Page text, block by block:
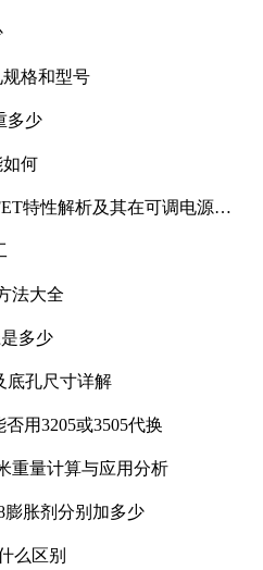
格和型号
多少
何
特性解析及其在可调电源设
法大全
多少
底孔尺寸详解
用3205或3505代换
重量计算与应用分析
膨胀剂分别加多少
么区别